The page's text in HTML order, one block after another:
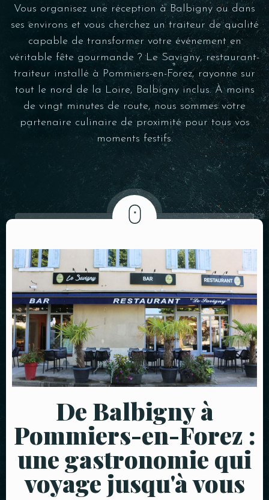
Vous organisez une réception à Balbigny ou dans
ses environs et vous cherchez un traiteur de qualité
capable de transformer votre événement en
véritable fête gourmande ? Le Savigny, restaurant-
traiteur installé à Pommiers-en-Forez, rayonne sur
tout le nord de la Loire, Balbigny inclus. À moins
de vingt minutes de route, nous sommes votre
partenaire culinaire de proximité pour tous vos
moments festifs.
De Balbigny à
Pommiers-en-Forez :
une gastronomie qui
voyage jusqu'à vous